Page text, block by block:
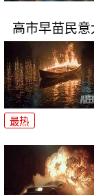
高市早苗民
最热